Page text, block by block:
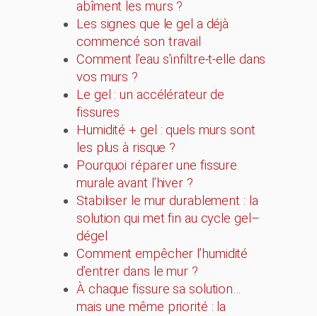
abîment les murs ?
Les signes que le gel a déjà
commencé son travail
Comment l’eau s’infiltre-t-elle dans
vos murs ?
Le gel : un accélérateur de
fissures
Humidité + gel : quels murs sont
les plus à risque ?
Pourquoi réparer une fissure
murale avant l’hiver ?
Stabiliser le mur durablement : la
solution qui met fin au cycle gel–
dégel
Comment empêcher l’humidité
d’entrer dans le mur ?
À chaque fissure sa solution…
mais une même priorité : la